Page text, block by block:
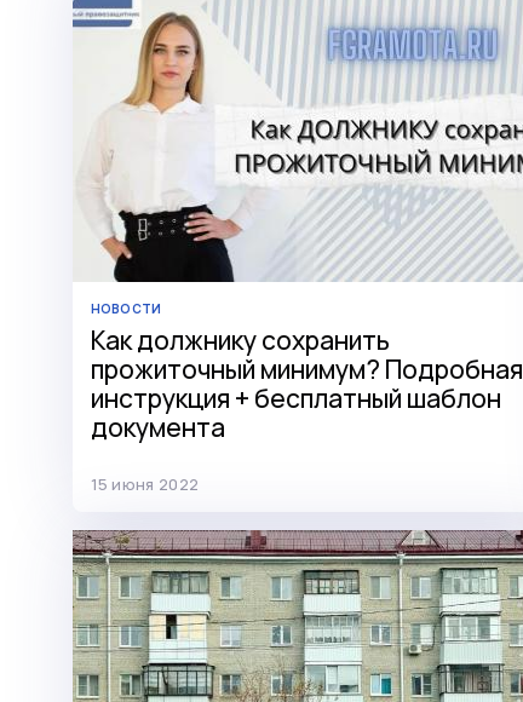
НОВОСТИ
Как должнику сохранить
прожиточный минимум? Подробная
инструкция + бесплатный шаблон
документа
15 июня 2022